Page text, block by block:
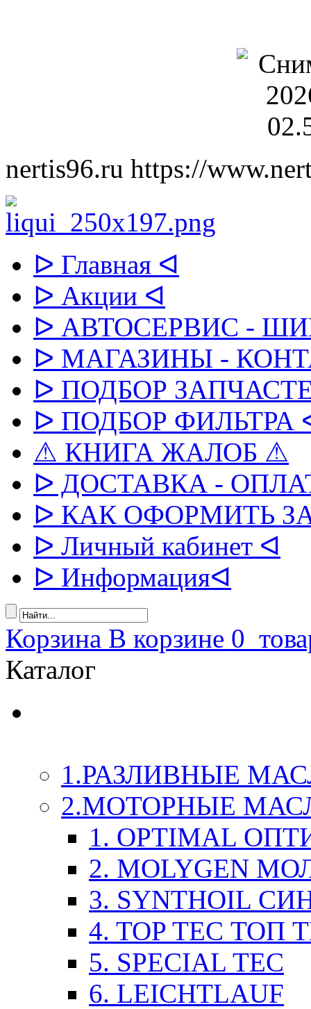
nertis96.ru https://
ᐅ Главная ᐊ
ᐅ Акции ᐊ
ᐅ АВТОСЕРВИС -
ᐅ МАГАЗИНЫ -
ᐅ ПОДБОР
ᐅ ПОДБОР ФИЛЬТРА
⚠ КНИГА ЖАЛОБ ⚠
ᐅ ДОСТАВКА -
ᐅ КАК ОФОРМИТЬ
ᐅ Личный кабинет ᐊ
ᐅ Информацияᐊ
Корзина В корзине 0
Каталог
1.РАЗЛИВНЫЕ
2.МОТОРНЫЕ
1. OPTIMAL
2. MOLYGEN
3. SYNTHOIL
4. TOP TEC ТОП
5. SPECIAL TEC
6. LEICHTLAUF